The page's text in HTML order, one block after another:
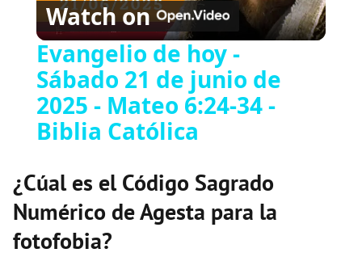
Video
Watch on
Evangelio de hoy -
Sábado 21 de junio de
2025 - Mateo 6:24-34 -
Biblia Católica
¿Cúal es el Código Sagrado
Numérico de Agesta para la
fotofobia?